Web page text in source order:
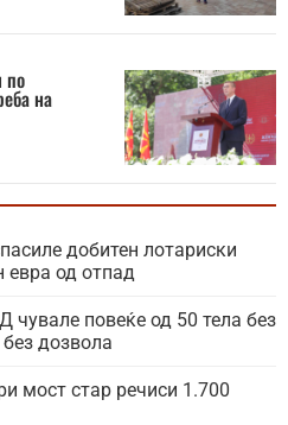
по
на
добитен лотариски
евра од отпад
чувале повеќе од 50 тела без
дозвола
мост стар речиси 1.700